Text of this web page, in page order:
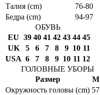
Талия (cm)
76-80
Бедра (cm)
94-97
ОБУВЬ
EU 39 40 41 42 43 44 45
UK
5 6 7 8 9 10 11
USA 6 7 8 9 10 11 12
ГОЛОВНЫЕ УБОРЫ
Размер
M
Окружность головы (cm) 57